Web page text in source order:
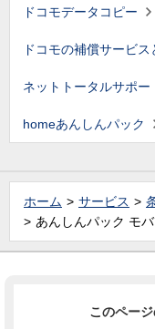
ドコモデータコピー
ドコモの補償サービ
ネットトータルサポー
homeあんしんパック
ホーム サービス
あんしんパック モ
このペー